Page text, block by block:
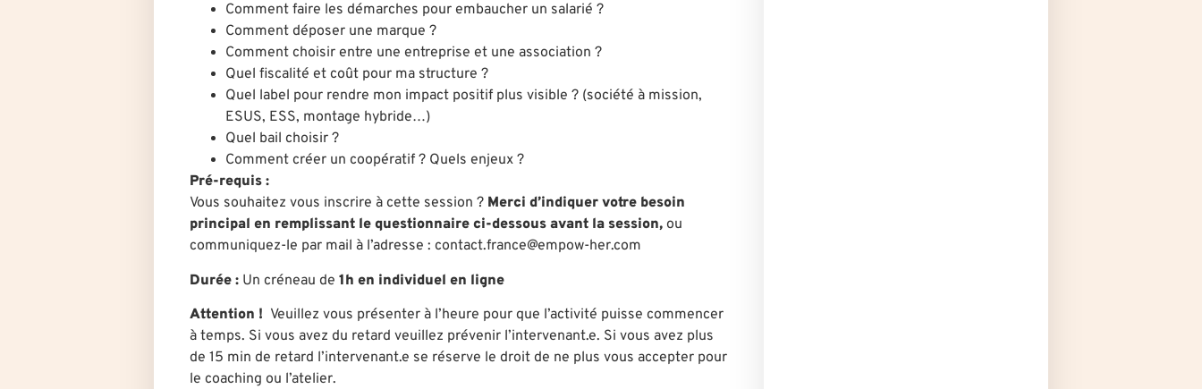
Comment faire les démarches pour embaucher un salarié ?
Comment déposer une marque ?
Comment choisir entre une entreprise et une association ?
Quel fiscalité et coût pour ma structure ?
Quel label pour rendre mon impact positif plus visible ? (société à mission,
ESUS, ESS, montage hybride…)
Quel bail choisir ?
Comment créer un coopératif ? Quels enjeux ?
Pré-requis :
Vous souhaitez vous inscrire à cette session ? Merci d’indiquer votre besoin
principal en remplissant le questionnaire ci-dessous avant la session, ou
communiquez-le par mail à l’adresse : contact.france@empow-her.com
Durée : Un créneau de 1h en individuel en ligne
Attention ! Veuillez vous présenter à l’heure pour que l’activité puisse commencer
à temps. Si vous avez du retard veuillez prévenir l’intervenant.e. Si vous avez plus
de 15 min de retard l’intervenant.e se réserve le droit de ne plus vous accepter pour
le coaching ou l’atelier.